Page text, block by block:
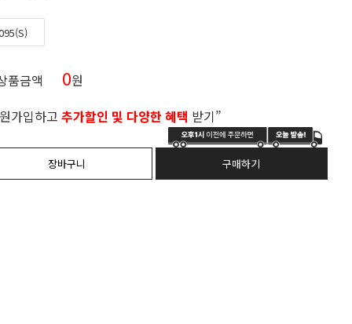
품금액 0원
가입하고 추가할인 및 다양한 혜택 받기”